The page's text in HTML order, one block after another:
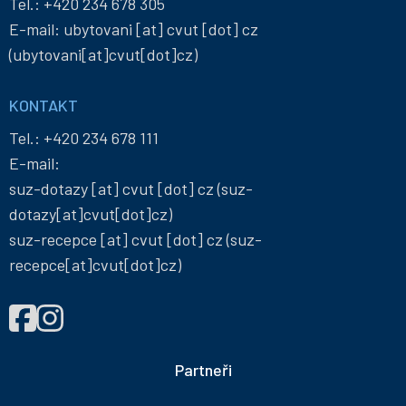
E-mail: ubytovani [at] cvut [dot] cz
(ubytovani[at]cvut[dot]cz)
KONTAKT
Tel.: +420 234 678 111
E-mail:
suz-dotazy[at] cvut [dot] cz(suz-
dotazy[at]cvut[dot]cz)
suz-recepce [at] cvut [dot] cz(suz-
recepce[at]cvut[dot]cz)
NAJDETE
NÁS
Správa
Správa
Partneři